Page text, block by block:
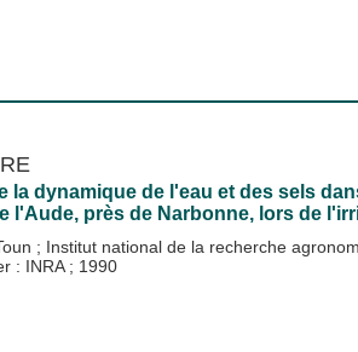
la dynamique de l'eau et des sels
l'Aude, près de Narbonne, lors de
; Institut national de la recherche
: INRA ; 1990